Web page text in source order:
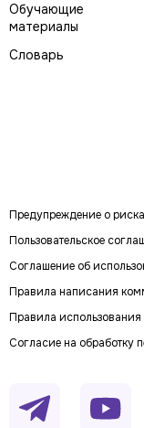
Обучающие
материалы
Словарь
Предупреждение о
Пользовательское
Соглашение об
Правила написания
Правила использования
Согласие на обработку